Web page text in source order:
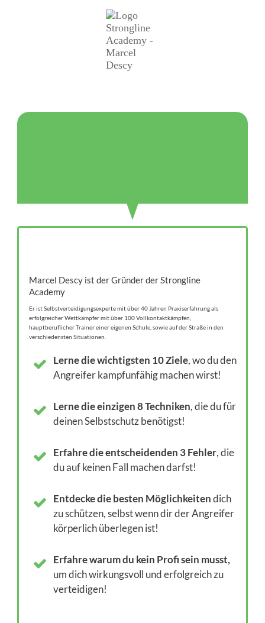
Marcel Descy ist der Gründer der Strongline
Academy
Er ist Selbstverteidigungsexperte mit über 40 Jahren Praxiserfahrung als
erfolgreicher Wettkämpfer mit über 100 Vollkontaktkämpfen,
hauptberuflicher Trainer einer eigenen Schule, sowie auf der Straße in den
verschiedensten Situationen.
Lerne die wichtigsten 10 Ziele, wo du den
Angreifer kampfunfähig machen wirst!
Lerne die einzigen 8 Techniken, die du für
deinen Selbstschutz benötigst!
Erfahre die entscheidenden 3 Fehler, die
du auf keinen Fall machen darfst!
Entdecke die besten Möglichkeitendich
zu schützen, selbst wenn dir der Angreifer
körperlich überlegen ist!
Erfahrewarum du kein Profi sein musst,
um dich wirkungsvoll und erfolgreich zu
verteidigen!